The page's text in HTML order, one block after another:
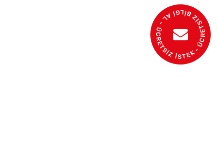
- ÜCRETSİZ BİLGİ AL - ÜCRETSİZ İSTEK